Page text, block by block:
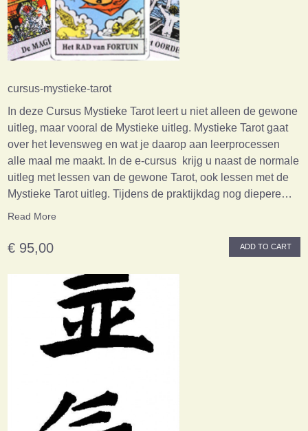
cursus-mystieke-tarot
In deze Cursus Mystieke Tarot leert u niet alleen de gewone
uitleg, maar vooral de Mystieke uitleg. Mystieke Tarot gaat
over het levensweg en wat je daarop aan leerprocessen
alle maal me maakt. In de e-cursus krijg u naast de normale
uitleg met lessen van de gewone Tarot, ook lessen met de
Mystieke Tarot uitleg. Tijdens de praktijkdag nog diepere…
Read More
€ 95,00 ADD TO CART